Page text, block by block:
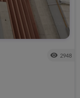
visibility 2948